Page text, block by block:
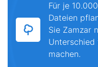
Für je
Dateien
Sie Zamzar
Unterschied
machen.